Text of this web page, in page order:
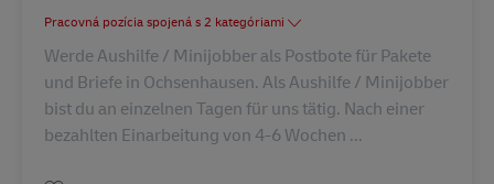
Pracovná pozícia spojená s 2 kategóriami
Werde Aushilfe / Minijobber als Postbote für Pakete
und Briefe in Ochsenhausen. Als Aushilfe / Minijobber
bist du an einzelnen Tagen für uns tätig. Nach einer
bezahlten Einarbeitung von 4-6 Wochen ...